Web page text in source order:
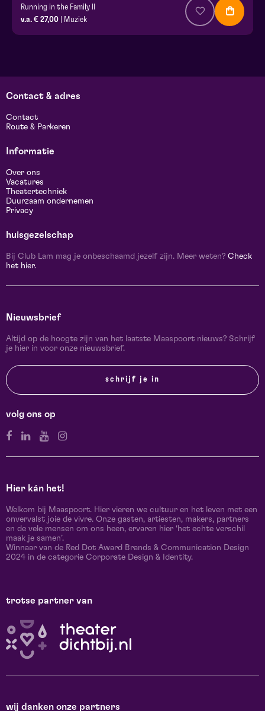
Running in the Family II
v.a. € 27,00 | Muziek
Contact & adres
Contact
Route & Parkeren
Informatie
Over ons
Vacatures
Theatertechniek
Duurzaam ondernemen
Privacy
huisgezelschap
Bij Club Lam mag je onbeschaamd jezelf zijn. Meer weten? Check
het hier.
Nieuwsbrief
Altijd op de hoogte zijn van het laatste Maaspoort nieuws? Schrijf
je hier in voor onze nieuwsbrief.
schrijf je in
volg ons op
Hier kán het!
Welkom bij Maaspoort. Hier vieren we cultuur en het leven met een
onvervalst joie de vivre. Onze gasten, artiesten, makers, partners
en de vele mensen om ons heen, ervaren hier ‘het echte verschil
maak je samen’.
Winnaar van de Red Dot Award Brands & Communication Design
2024 in de categorie Corporate Design & Identity.
trotse partner van
wij danken onze partners